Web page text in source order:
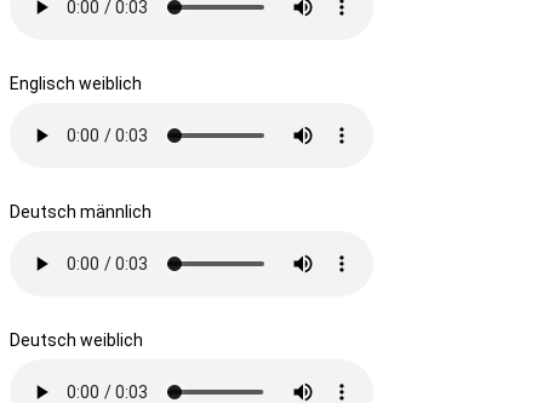
Englisch weiblich
Deutsch männlich
Deutsch weiblich